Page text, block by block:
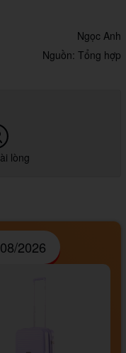
Ngọc Anh
Nguồn: Tổng hợp
lòng
2026